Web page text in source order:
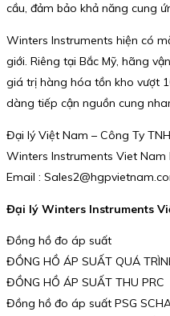
cầu, đảm bảo khả năng cung
Winters Instruments hiện có
giới. Riêng tại Bắc Mỹ, hãng
giá trị hàng hóa tồn kho vượt
dàng tiếp cận nguồn cung
Đại lý Việt Nam – Công Ty
Winters Instruments Viet Nam
Email :
Đại lý Winters Instruments
Đồng hồ đo áp suất
ĐỒNG HỒ ÁP SUẤT QUÁ
ĐỒNG HỒ ÁP SUẤT THU PRC
Đồng hồ đo áp suất PSG